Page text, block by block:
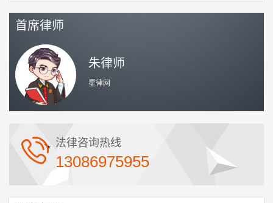
首席律师
朱律师
星律网
法律咨询热线
13086975955